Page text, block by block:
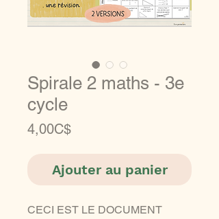
Spirale 2 maths - 3e
cycle
4,00C$Prix
Ajouter au panier
CECI EST LE DOCUMENT